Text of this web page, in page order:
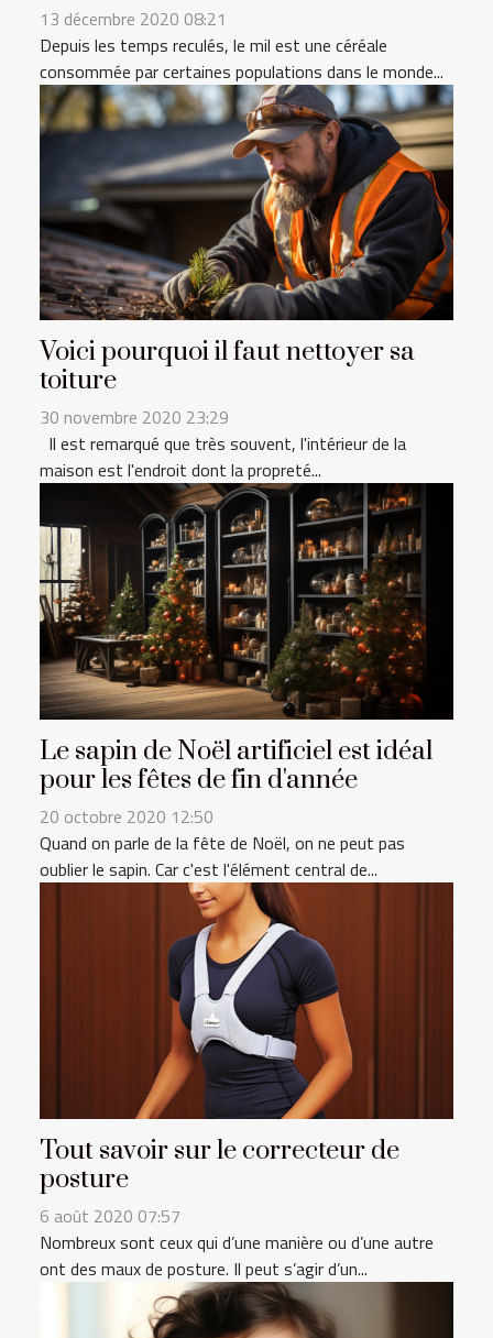
13 décembre 2020 08:21
Depuis les temps reculés, le mil est une céréale
consommée par certaines populations dans le monde...
Voici pourquoi il faut nettoyer sa
toiture
30 novembre 2020 23:29
Il est remarqué que très souvent, l'intérieur de la
maison est l'endroit dont la propreté...
Le sapin de Noël artificiel est idéal
pour les fêtes de fin d'année
20 octobre 2020 12:50
Quand on parle de la fête de Noël, on ne peut pas
oublier le sapin. Car c'est l'élément central de...
Tout savoir sur le correcteur de
posture
6 août 2020 07:57
Nombreux sont ceux qui d’une manière ou d’une autre
ont des maux de posture. Il peut s’agir d’un...